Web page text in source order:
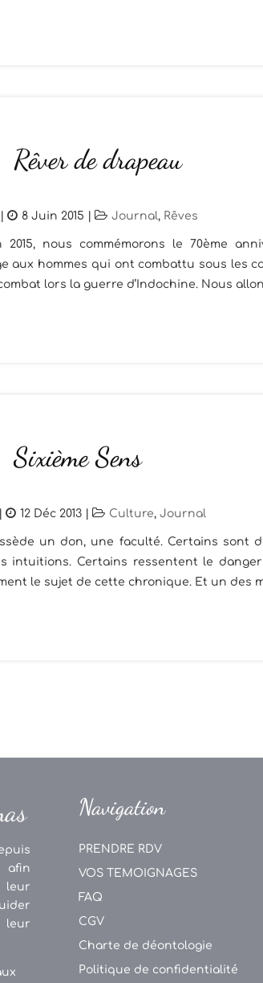
Rêver de drapeau
8 Juin 2015 Journal, Rêves
2015, nous commémorons le 70ème
aux hommes qui ont combattu sous les
lors la guerre d’Indochine. Nous
Sixième Sens
12 Déc 2013 Culture, Journal
un don, une faculté. Certains sont
intuitions. Certains ressentent le
le sujet de cette chronique. Et un des
afin
leur
leur
Navigation
PRENDRE RDV
VOS TEMOIGNAGES
FAQ
CGV
Charte de déontologie
Politique de confidentialité